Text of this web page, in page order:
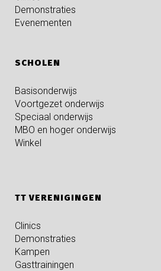
Demonstraties
Evenementen
SCHOLEN
Basisonderwijs
Voortgezet onderwijs
Speciaal onderwijs
MBO en hoger onderwijs
Winkel
TT VERENIGINGEN
Clinics
Demonstraties
Kampen
Gasttrainingen